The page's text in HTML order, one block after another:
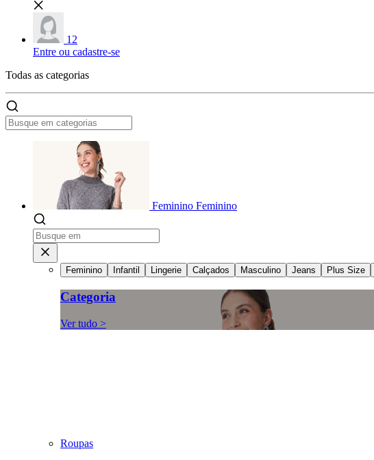
12
Entre ou cadastre-se
Todas as categorias
Feminino Feminino
Feminino Infantil Lingerie Calçados Masculino Jeans Plus Size
Categoria
Ver tudo >
Roupas